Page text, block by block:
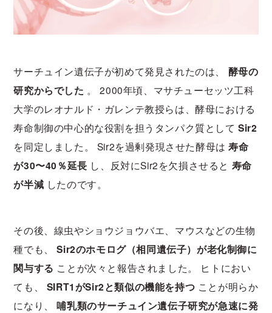
サーチュイン遺伝子が初めて発見されたのは、 酵母の
研究からでした 。 2000年頃、マサチューセッツ工科
大学のレオナルド・ガレンテ教授らは、酵母における
寿命制御の中心的な役割を担うタンパク質としてSir2
を同定しました。 Sir2を過剰発現させた酵母は寿命
が30〜40％延長 し、反対にSir2を欠損させると 寿命
が半減 したのです。
その後、線虫やショウジョウバエ、マウスなどの生物
種でも、Sir2のホモログ（相同遺伝子）が老化制御に
関与する ことが次々と報告されました。 ヒトにおい
ても、 SIRT1がSir2と類似の機能を持つ ことが明らか
になり、哺乳類のサーチュイン遺伝子研究が急速に発